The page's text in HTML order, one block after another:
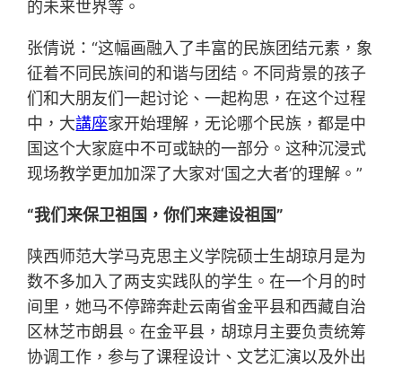
的未来世界等。
张倩说：“这幅画融入了丰富的民族团结元素，象
征着不同民族间的和谐与团结。不同背景的孩子
们和大朋友们一起讨论、一起构思，在这个过程
中，大講座家开始理解，无论哪个民族，都是中
国这个大家庭中不可或缺的一部分。这种沉浸式
现场教学更加加深了大家对‘国之大者’的理解。”
“我们来保卫祖国，你们来建设祖国”
陕西师范大学马克思主义学院硕士生胡琼月是为
数不多加入了两支实践队的学生。在一个月的时
间里，她马不停蹄奔赴云南省金平县和西藏自治
区林芝市朗县。在金平县，胡琼月主要负责统筹
协调工作，参与了课程设计、文艺汇演以及外出